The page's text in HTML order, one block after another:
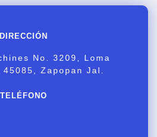
DIRECCIÓN
No. 3209, Loma
Zapopan Jal.
TELÉFONO